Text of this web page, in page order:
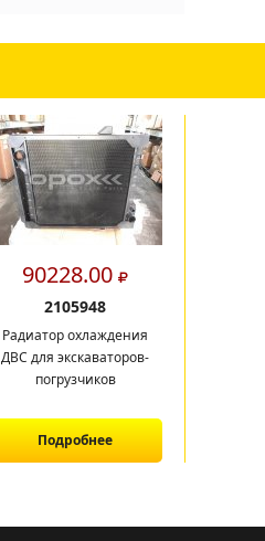
90228.00
2105948
Радиатор охлаждения
ДВС для экскаваторов-
погрузчиков
Подробнее